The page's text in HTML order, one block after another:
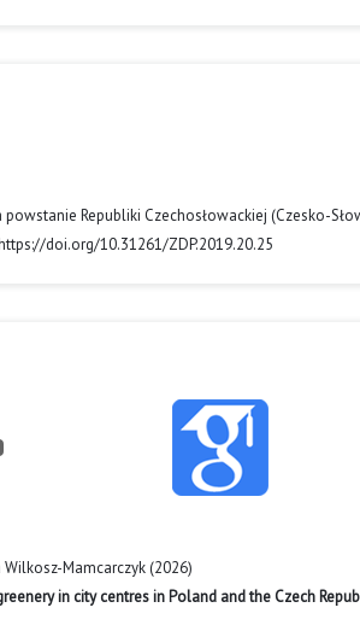
powstanie Republiki Czechosłowackiej (Czesko-
doi.org/10.31261/ZDP.2019.20.25
Mamcarczyk (2026)
in city centres in Poland and the Czech